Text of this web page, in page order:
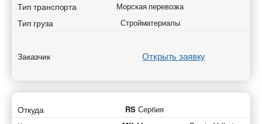
Тип транспорта Морская перевозка
Тип груза Стройматериалы
Заказчик Открыть заявку
Откуда RS Сербия